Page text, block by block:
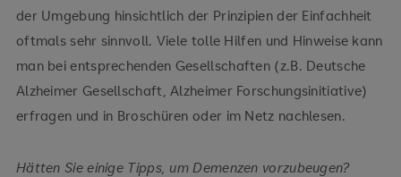
der Umgebung hinsichtlich der Prinzipien der Einfachheit
oftmals sehr sinnvoll. Viele tolle Hilfen und Hinweise kann
man bei entsprechenden Gesellschaften (z.B. Deutsche
Alzheimer Gesellschaft, Alzheimer Forschungsinitiative)
erfragen und in Broschüren oder im Netz nachlesen.
Hätten Sie einige Tipps, um Demenzen vorzubeugen?